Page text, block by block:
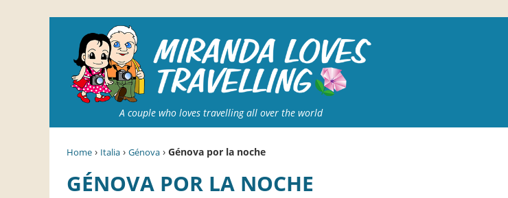
A couple who loves travelling all over the world
Home › Italia › Génova › Génova por la noche
GÉNOVA POR LA NOCHE